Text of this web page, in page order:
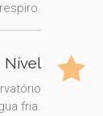
Nível
fria.